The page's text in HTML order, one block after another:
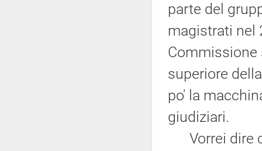
parte del
magistrati nel
Commissione
superiore
po' la
giudiziari.
Vorrei dire